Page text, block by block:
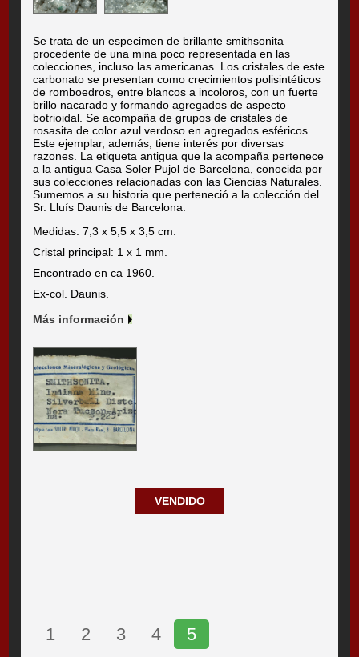
Se trata de un especimen de brillante smithsonita
procedente de una mina poco representada en las
colecciones, incluso las americanas. Los cristales de este
carbonato se presentan como crecimientos polisintéticos
de romboedros, entre blancos a incoloros, con un fuerte
brillo nacarado y formando agregados de aspecto
botrioidal. Se acompaña de grupos de cristales de
rosasita de color azul verdoso en agregados esféricos.
Este ejemplar, además, tiene interés por diversas
razones. La etiqueta antigua que la acompaña pertenece
a la antigua Casa Soler Pujol de Barcelona, conocida por
sus colecciones relacionadas con las Ciencias Naturales.
Sumemos a su historia que perteneció a la colección del
Sr. Lluís Daunis de Barcelona.
Medidas: 7,3 x 5,5 x 3,5 cm.
Cristal principal: 1 x 1 mm.
Encontrado en ca 1960.
Ex-col. Daunis.
Más información
VENDIDO
1 2 3 4 5